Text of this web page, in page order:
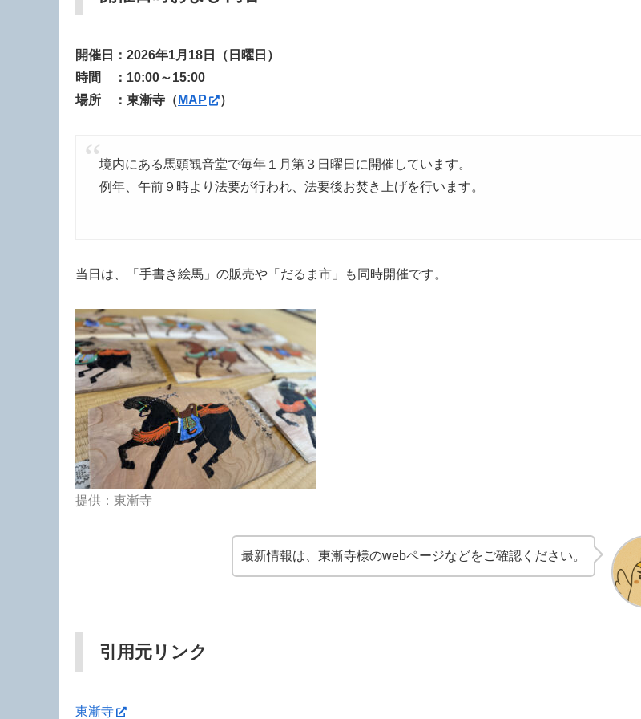
開催日：2026年1月18日（日曜日）
時間 ：10:00～15:00
場所 ：東漸寺 （ MAP ）
境内にある馬頭観音堂で毎年１月第３日曜日に開催しています。
例年、午前９時より法要が行われ、法要後お焚き上げを行います。
当日は、「手書き絵馬」の販売や「だるま市」も同時開催です。
提供：東漸寺
最新情報は、東漸寺様のwebページなどをご確認ください。
引用元リンク
東漸寺